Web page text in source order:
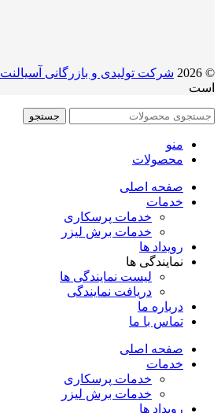
© 2026 شرکت تولیدی و بازرگانی آسیالنت
است
جستجو
منو
محصولات
صفحه اصلی
خدمات
خدمات پرسکاری
خدمات برش لیزر
رویداد ها
نمایندگی ها
لیست نمایندگی ها
دریافت نمایندگی
درباره ما
تماس با ما
صفحه اصلی
خدمات
خدمات پرسکاری
خدمات برش لیزر
رویداد ها